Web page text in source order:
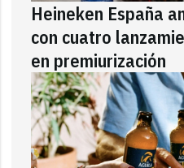
Heineken España
con cuatro
en premiurización